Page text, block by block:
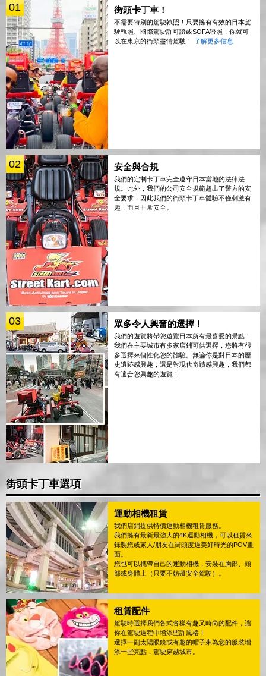
01 街頭卡丁車！
不需要特別的駕駛執照！只要擁有有效的日本駕
駛執照、國際駕駛許可證或SOFA證照，你就可
以在東京的街頭盡情駕駛！ 了解更多信息
02 安全與合規
我們的定制卡丁車完全遵守日本當地的法律法
規。此外，我們的公司安全規範超出了警方的安
全要求，因此我們的街頭卡丁車體驗不僅刺激有
趣，而且非常安全。
03 眾多令人興奮的選擇！
我們的遊覽將帶您遊覽日本所有最喜愛的景點！
我們在主要城市有多家店鋪可供選擇，您將有很
多選擇來個性化您的體驗。無論你是對日本的歷
史遺跡感興趣，還是對現代奇蹟感興趣，我們都
有適合您興趣的遊覽！
街頭卡丁車選項
運動相機租賃
我們店鋪提供特價運動相機租賃服務。
我們擁有最新最強大的4K運動相機，可以租賃來
錄製您或家人/朋友在街頭度過美好時光的POV畫
面。
您也可以攜帶自己的運動相機，安裝在胸部、頭
部或身體上（只要不妨礙安全駕駛）。
租賃配件
駕駛時選擇我們各式各樣有趣又時尚的配件，讓
你在駕駛過程中增添些許風格！
選擇一副太陽眼鏡或有趣的帽子來為您的服裝增
添一些亮點，駕駛穿越城市。